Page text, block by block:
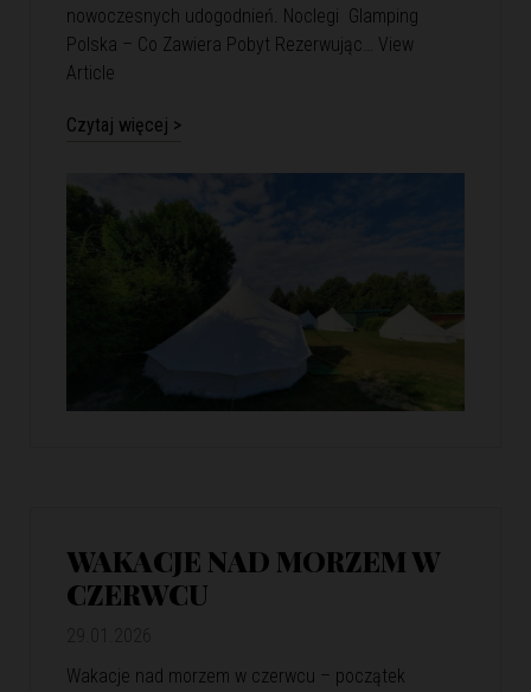
nowoczesnych udogodnień. Noclegi Glamping
Polska – Co Zawiera Pobyt Rezerwując… View
Article
Czytaj więcej >
WAKACJE NAD MORZEM W
CZERWCU
Wakacje nad morzem w czerwcu – początek